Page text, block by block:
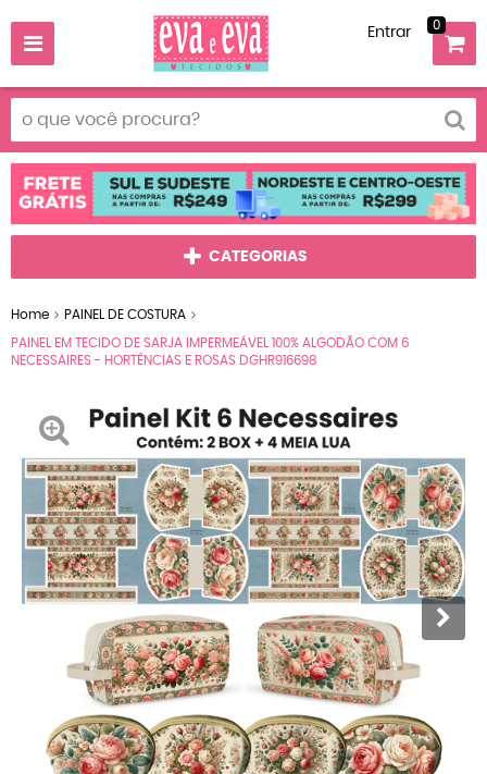
Entrar 0
CATEGORIAS
Home PAINEL DE COSTURA
PAINEL EM TECIDO DE SARJA IMPERMEÁVEL 100% ALGODÃO COM 6
NECESSAIRES - HORTÊNCIAS E ROSAS DGHR916698